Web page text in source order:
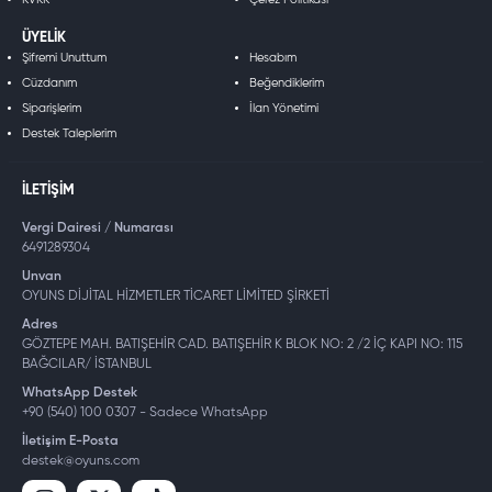
Ultra Geniş Monitör desteği**
NVIDIA Surround veya AMD Eyefinity kullanarak üçlü monitör kurulumu ile
16:9, 16:10, 21:9, 32:9 ve 48:9 çözünürlükleri dahil olmak üzere bir dizi ekran
tadını çıkarın.
Kontroller ve Özelleştirme
Kablolu USB bağlantısında bir PlayStation DualSense™ kontrol cihazı
kullanarak sürükleyici dokunsal geri bildirim ve dinamik tetik efektleri
aracılığıyla Spider-Man olarak oynamanın nasıl bir his olduğunu
deneyimleyin. Çeşitli özelleştirilebilir kontrol seçenekleriyle tam fare ve
ÜYELIK
Şifremi Unuttum Hesabım
Cüzdanım Beğendiklerim
Siparişlerim İlan Yönetimi
Destek Taleplerim
İLETIŞIM
Vergi Dairesi / Numarası
6491289304
Unvan
OYUNS DİJİTAL HİZMETLER TİCARET LİMİTED ŞİRKETİ
Adres
GÖZTEPE MAH. BATIŞEHİR CAD. BATIŞEHİR K BLOK NO: 2 /2 İÇ KAPI NO: 115
BAĞCILAR/ İSTANBUL
WhatsApp Destek
+90 (540) 100 0307 - Sadece WhatsApp
İletişim E-Posta
destek@oyuns.com